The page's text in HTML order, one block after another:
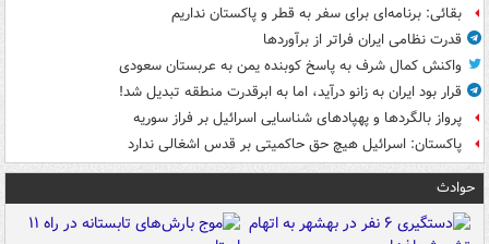
بقائی: برنامه‌ای برای سفر به قطر و پاکستان نداریم
قدرت نظامی ایران فراتر از برآوردها
واکنش کمال شرف به پاسخ کوبنده یمن به عربستان سعودی
قرار بود ایران به زانو درآید، اما به ابرقدرت منطقه تبدیل شد!
پرواز بالگردها و پهپادهای شناسایی اسرائیل بر فراز سوریه
پاکستان: اسرائیل هیچ حق حاکمیتی بر قدس اشغالی ندارد
حوادث